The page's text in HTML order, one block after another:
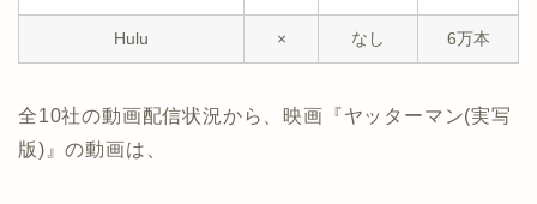
Hulu × なし 6万本
全10社の動画配信状況から、映画『ヤッターマン(実写
版)』の動画は、